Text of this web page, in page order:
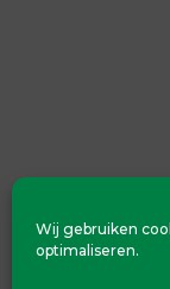
Wij gebruiken
optimaliseren.